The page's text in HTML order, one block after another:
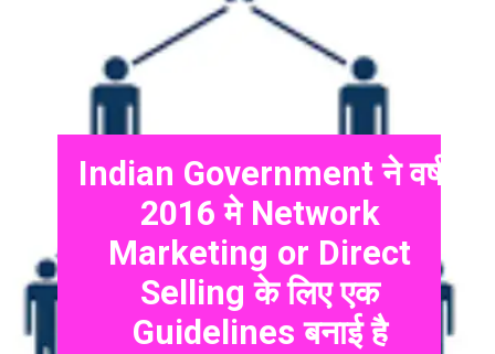
Indian Government ने वर्ष
2016 मे Network
Marketing or Direct
Selling के लिए एक
Guidelines बनाई है